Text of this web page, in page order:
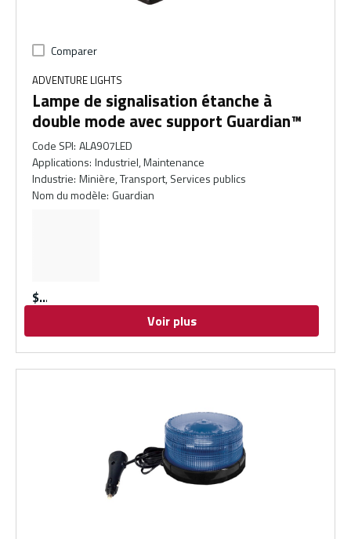
Comparer
ADVENTURE LIGHTS
Lampe de signalisation étanche à
double mode avec support Guardian™
Code SPI: ALA907LED
Applications: Industriel, Maintenance
Industrie: Minière, Transport, Services publics
Nom du modèle: Guardian
$
Voir plus